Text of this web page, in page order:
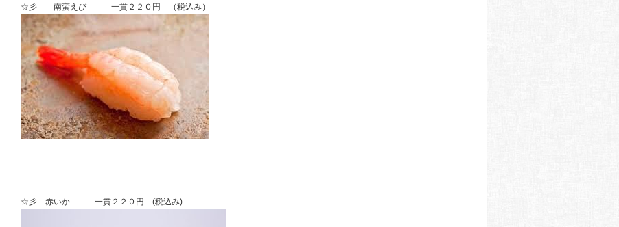
☆彡 南蛮えび 一貫２２０円 （税込み）
☆彡 赤いか 一貫２２０円 (税込み)